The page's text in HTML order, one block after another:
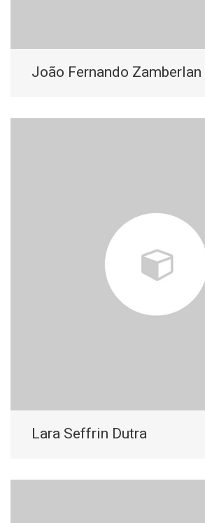
João Fernando Zamberlan
Lara Seffrin Dutra